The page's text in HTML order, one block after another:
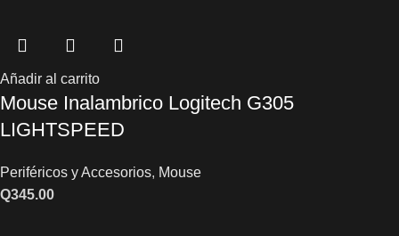
Añadir al carrito
Mouse Inalambrico Logitech G305
LIGHTSPEED
Periféricos y Accesorios, Mouse
Q345.00